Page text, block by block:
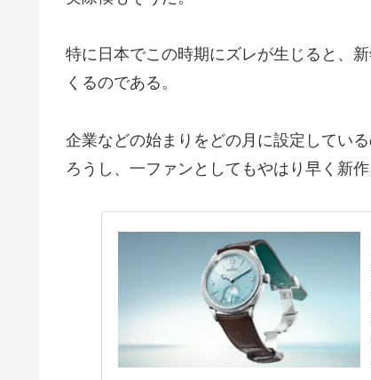
特に日本でこの時期にズレが生じると、
くるのである。
企業などの始まりをどの月に設定してい
ろうし、一ファンとしてもやはり早く新作